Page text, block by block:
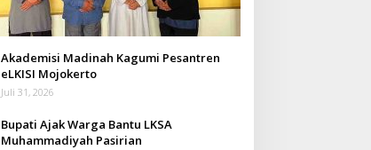
Akademisi Madinah Kagumi Pesantren
eLKISI Mojokerto
Juli 31, 2026
Bupati Ajak Warga Bantu LKSA
Muhammadiyah Pasirian